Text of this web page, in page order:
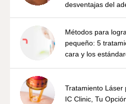
desventajas del
Métodos para
pequeño: 5
cara y los
Tratamiento Láser
IC Clinic, Tu